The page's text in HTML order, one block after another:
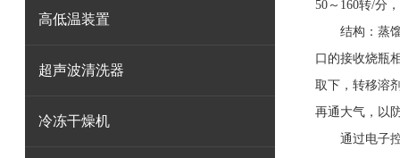
50～160转/分
结构：蒸馏
口的接收烧瓶
取下，转移溶
再通大气，以
通过电子控
高低温装置
超声波清洗器
冷冻干燥机